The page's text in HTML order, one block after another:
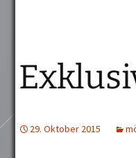
29. Oktober 2015